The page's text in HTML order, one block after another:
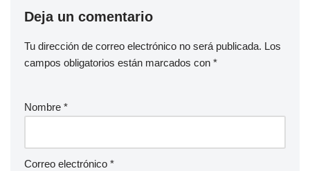
Deja un comentario
Tu dirección de correo electrónico no será publicada. Los
campos obligatorios están marcados con *
Nombre *
Correo electrónico *